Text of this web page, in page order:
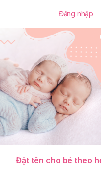
Đăng nhập
Đặt tên cho bé theo